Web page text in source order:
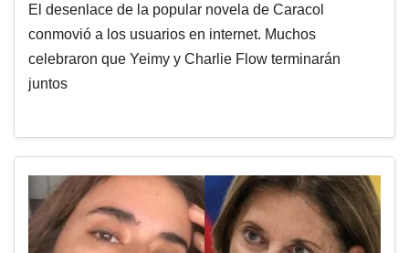
El desenlace de la popular novela de Caracol
conmovió a los usuarios en internet. Muchos
celebraron que Yeimy y Charlie Flow terminarán
juntos